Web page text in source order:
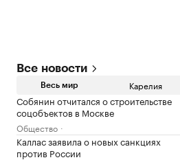
Все новости
Весь мир Карелия
Собянин отчитался о строительстве
соцобъектов в Москве
Общество
Каллас заявила о новых санкциях
против России